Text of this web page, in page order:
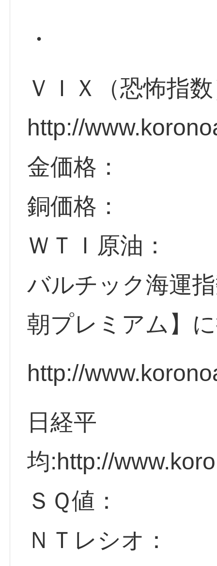
・
ＶＩＸ（恐怖指
http://
金価格：
銅価格：
ＷＴＩ原油：
バルチック海運
朝プレミアム】
http://
日経平
均:http://
ＳＱ値：
ＮＴレシオ：